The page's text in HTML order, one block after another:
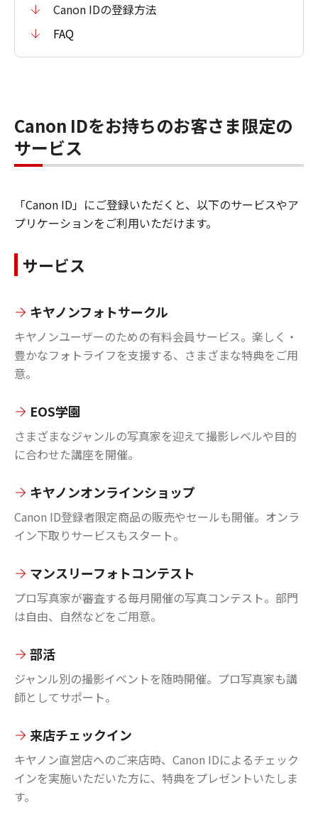
Canon IDの登録方法
FAQ
Canon IDをお持ちのお客さま限定の
サービス
「Canon ID」にご登録いただくと、以下のサービスやア
プリケーションをご利用いただけます。
サービス
キヤノンフォトサークル
キヤノンユーザーのための有料会員サービス。楽しく・
豊かなフォトライフを支援する、さまざまな特典をご用
意。
EOS学園
さまざまなジャンルの写真家を迎えて撮影レベルや目的
に合わせた講座を開催。
キヤノンオンラインショップ
Canon ID登録者限定商品の販売やセールも開催。オンラ
イン下取りサービスもスタート。
マンスリーフォトコンテスト
プロ写真家が審査する毎月開催の写真コンテスト。部門
は自由、自然などをご用意。
部活
ジャンル別の撮影イベントを随時開催。プロ写真家も講
師としてサポート。
来店チェックイン
キヤノン直営店へのご来店時、Canon IDによるチェック
インを実施いただいた方に、特典をプレゼントいたしま
す。